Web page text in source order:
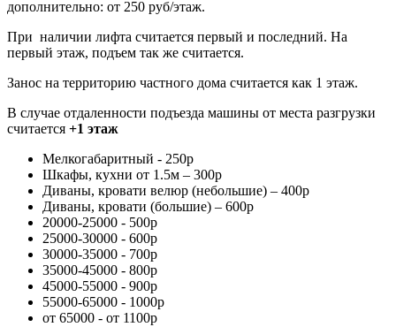
дополнительно: от 250 руб/этаж.
При наличии лифта считается первый и последний. На
первый этаж, подъем так же считается.
Занос на территорию частного дома считается как 1 этаж.
В случае отдаленности подъезда машины от места разгрузки
считается +1 этаж
Мелкогабаритный - 250р
Шкафы, кухни от 1.5м – 300р
Диваны, кровати велюр (небольшие) – 400р
Диваны, кровати (большие) – 600р
20000-25000 - 500р
25000-30000 - 600р
30000-35000 - 700р
35000-45000 - 800р
45000-55000 - 900р
55000-65000 - 1000р
от 65000 - от 1100р